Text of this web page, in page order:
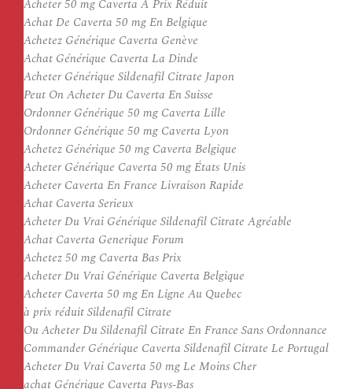
Acheter 50 mg Caverta À Prix Réduit
Achat De Caverta 50 mg En Belgique
Achetez Générique Caverta Genève
Achat Générique Caverta La Dinde
Acheter Générique Sildenafil Citrate Japon
Peut On Acheter Du Caverta En Suisse
Ordonner Générique 50 mg Caverta Lille
Ordonner Générique 50 mg Caverta Lyon
Achetez Générique 50 mg Caverta Belgique
Acheter Générique Caverta 50 mg États Unis
Acheter Caverta En France Livraison Rapide
Achat Caverta Serieux
Acheter Du Vrai Générique Sildenafil Citrate Agréable
Achat Caverta Generique Forum
Achetez 50 mg Caverta Bas Prix
Acheter Du Vrai Générique Caverta Belgique
Acheter Caverta 50 mg En Ligne Au Quebec
à prix réduit Sildenafil Citrate
Ou Acheter Du Sildenafil Citrate En France Sans Ordonnance
Commander Générique Caverta Sildenafil Citrate Le Portugal
Acheter Du Vrai Caverta 50 mg Le Moins Cher
achat Générique Caverta Pays-Bas